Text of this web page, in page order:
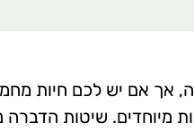
אך אם יש לכם חיות
מיוחדים. שיטות הדברה